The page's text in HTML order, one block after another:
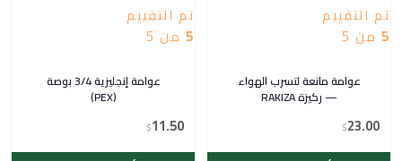
تم التقييم
5 من 5
عوامة مانعة لتسرب الهواء
— ركيزة RAKIZA
$23.00
تم التقييم
5 من 5
عوامة إنجليزية 3/4 بوصة
(PEX)
$11.50